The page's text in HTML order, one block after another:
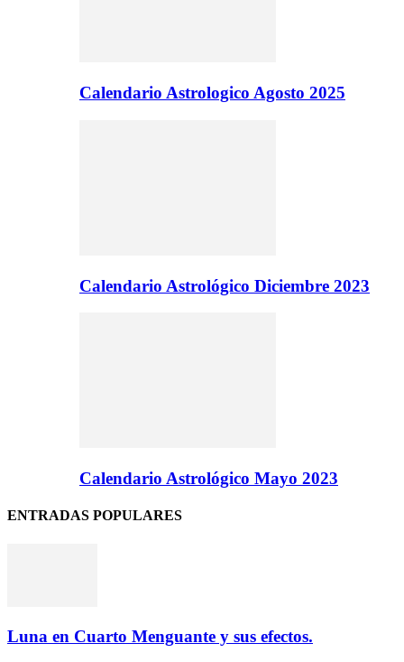
Calendario Astrologico Agosto 2025
Calendario Astrológico Diciembre 2023
Calendario Astrológico Mayo 2023
ENTRADAS POPULARES
Luna en Cuarto Menguante y sus efectos.